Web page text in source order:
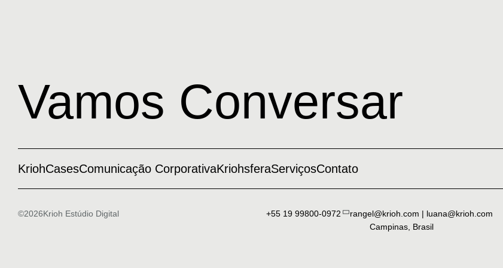
Vamos Conversar
KriohCasesComunicação CorporativaKriohsferaServiçosContato
©2026Krioh Estúdio Digital +55 19 99800-0972
rangel@krioh.com | luana@krioh.com
Campinas, Brasil